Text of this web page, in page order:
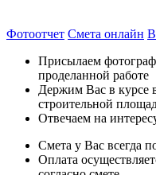
Фотоотчет Смета онлайн
Присылаем
проделанной работе
Держим Вас в курсе
строительной
Отвечаем на
Смета у Вас всегда
Оплата